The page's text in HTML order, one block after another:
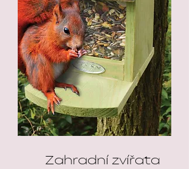
Zahradní zvířata